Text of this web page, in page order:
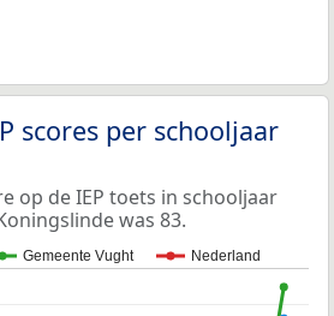
scores per schooljaar
op de IEP toets in schooljaar
was 83.
Gemeente Vught
Nederland